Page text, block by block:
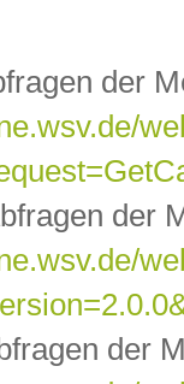
der
der
der